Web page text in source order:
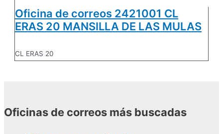
Oficina de correos 2421001 CL
ERAS 20 MANSILLA DE LAS MULAS
CL ERAS 20
Oficinas de correos más buscadas